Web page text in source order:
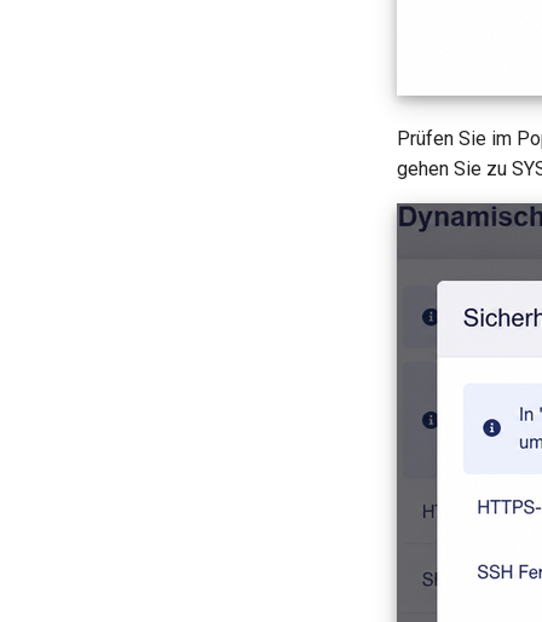
Prüfen Sie im
gehen Sie zu